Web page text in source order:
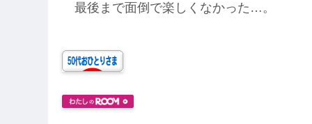
最後まで面倒で楽しくなかった…。